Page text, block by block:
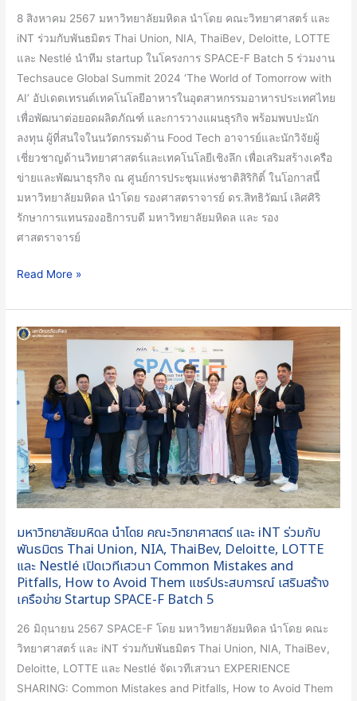
8 สิงหาคม 2567 มหาวิทยาลัยมหิดล นำโดย คณะวิทยาศาสตร์ และ
iNT ร่วมกับพันธมิตร Thai Union, NIA, ThaiBev, Deloitte, LOTTE
และ Nestlé นำทีม startup ในโครงการ SPACE-F Batch 5 ร่วมงาน
Techsauce Global Summit 2024 ‘The World of Tomorrow with
AI’ อัปเดตเทรนด์เทคโนโลยีอาหารในอุตสาหกรรมอาหารประเทศไทย
เพื่อพัฒนาต่อยอดผลิตภัณฑ์ และการวางแผนธุรกิจ พร้อมพบปะนัก
ลงทุน ผู้ที่สนใจในนวัตกรรมด้าน Food Tech อาจารย์และนักวิจัยผู้
เชี่ยวชาญด้านวิทยาศาสตร์และเทคโนโลยีเชิงลึก เพื่อเสริมสร้างเครือ
ข่ายและพัฒนาธุรกิจ ณ ศูนย์การประชุมแห่งชาติสิริกิติ์ ในโอกาสนี้
มหาวิทยาลัยมหิดล นำโดย รองศาสตราจารย์ ดร.สิทธิวัฒน์ เลิศศิริ
รักษาการแทนรองอธิการบดี มหาวิทยาลัยมหิดล และ รอง
ศาสตราจารย์
และ
Nestlé
นำ
ทีม
Startup
SPACE-
F
Batch
5
อัปเดต
เท
รนด์
อาหาร
เครือ
ข่าย
ใน
งาน
Techsauce
Global
Summit
2024
Read More »
มหาวิทยาลัยมหิดล นำโดย คณะวิทยาศาสตร์ และ iNT ร่วมกับ
พันธมิตร Thai Union, NIA, ThaiBev, Deloitte, LOTTE
และ Nestlé เปิดเวทีเสวนา Common Mistakes and
Pitfalls, How to Avoid Them แชร์ประสบการณ์ เสริมสร้าง
เครือข่าย Startup SPACE-F Batch 5
26 มิถุนายน 2567 SPACE-F โดย มหาวิทยาลัยมหิดล นำโดย คณะ
วิทยาศาสตร์ และ iNT ร่วมกับพันธมิตร Thai Union, NIA, ThaiBev,
Deloitte, LOTTE และ Nestlé จัดเวทีเสวนา EXPERIENCE
SHARING: Common Mistakes and Pitfalls, How to Avoid Them
มหาวิทยาลัย
มหิดล
นำ
โดย
คณะ
วิทยาศาสตร์
และ
iNT
ร่วม
พันธมิตร
Thai
Union,
NIA,
Deloitte,
LOTTE
และ
Nestlé